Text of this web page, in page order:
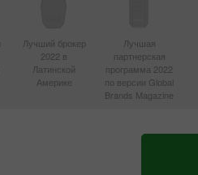
Лучший брокер
2022 в
Латинской
Америке
Лучшая
партнерская
программа 2022
по версии Global
Brands Magazine